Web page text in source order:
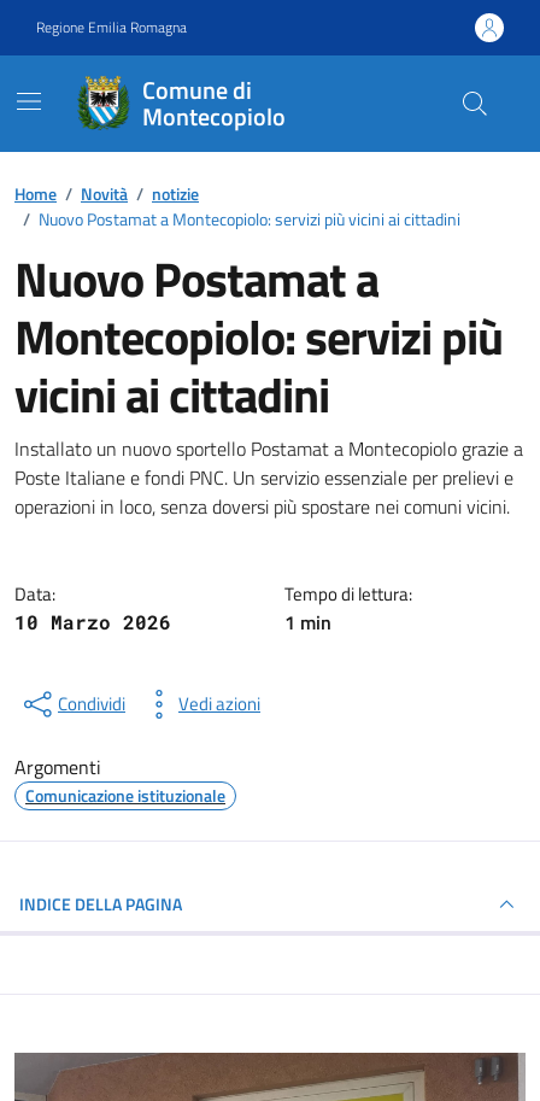
Regione Emilia Romagna
Comune di
Montecopiolo
Contenuti in evidenza
Home / Novità / notizie
/ Nuovo Postamat a Montecopiolo: servizi più vicini ai cittadini
Nuovo Postamat a
Montecopiolo: servizi più
vicini ai cittadini
Dettagli della notizia
Installato un nuovo sportello Postamat a Montecopiolo grazie a
Poste Italiane e fondi PNC. Un servizio essenziale per prelievi e
operazioni in loco, senza doversi più spostare nei comuni vicini.
Data:
10 Marzo 2026
Tempo di lettura:
1 min
Condividi Vedi azioni
Argomenti
Comunicazione istituzionale
INDICE DELLA PAGINA